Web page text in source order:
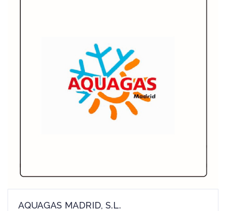
AQUAGAS MADRID, S.L.